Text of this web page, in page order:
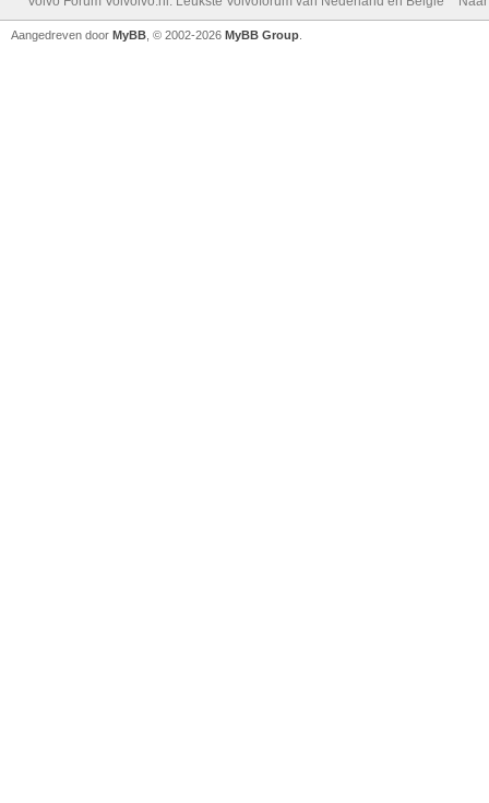
Aangedreven door MyBB , © 2002-2026 MyBB Group